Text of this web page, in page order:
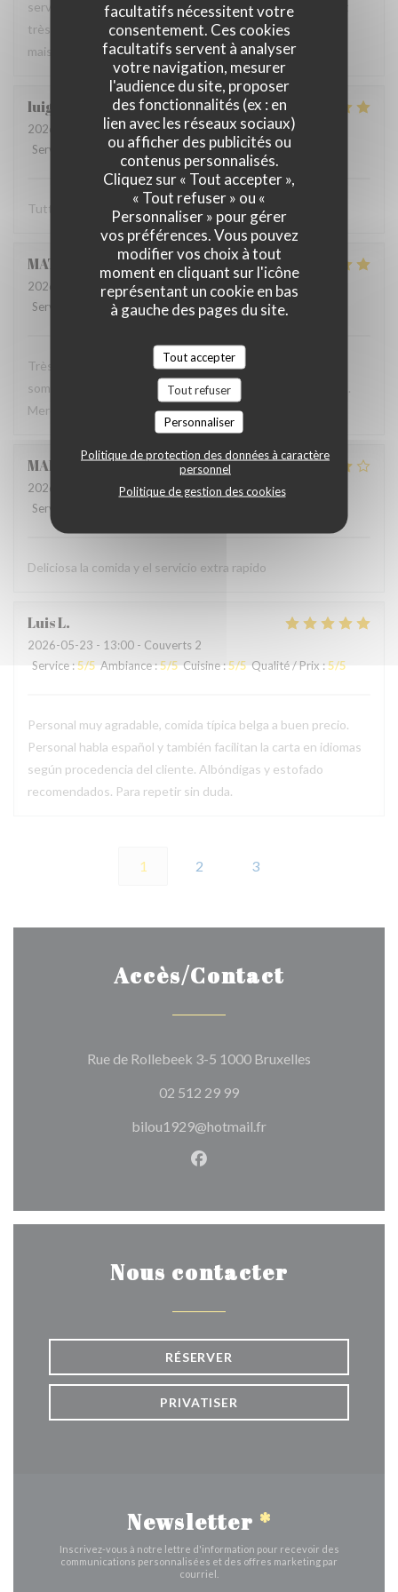
facultatifs nécessitent votre
consentement. Ces cookies
facultatifs servent à analyser
votre navigation, mesurer
l'audience du site, proposer
des fonctionnalités (ex : en
lien avec les réseaux sociaux)
ou afficher des publicités ou
contenus personnalisés.
Cliquez sur « Tout accepter »,
« Tout refuser » ou «
Personnaliser » pour gérer
vos préférences. Vous pouvez
modifier vos choix à tout
moment en cliquant sur l'icône
représentant un cookie en bas
à gauche des pages du site.
Tout accepter
Tout refuser
Personnaliser
Politique de protection des données à caractère
personnel
Politique de gestion des cookies
serveur très agréable, les plats sont bien servis et surtout
très bons. Mention spéciale pour la mousse au chocolat
maison !
luigi
2026-06-07
- 14:30 - Couverts 2
Service
Ambiance: 5/5 Cuisine: 5/5 Qualité / Prix
Tutto molto buono. Carbonade buonissima
MATHIEU
2026-06-07
- 19:00 - Couverts 2
Service
Ambiance: 5/5 Cuisine:5/5 Qualité / Prix
Très bonne soirée dans cet établissement où nous nous
sommes régalés avec des plats authentiques de Bruxelles.
Merci à l'accueil ainsi qu'au service sans fausse note
MARCELAL
2026-05-24
- 19:00 - Couverts 2
Service
Deliciosa la comida y el servicio extra rapido
LuisL
2026-05-23 - 13:00 - Couverts 2
Service :5/5 Ambiance:5/5 Cuisine:5/5 Qualité / Prix :5/5
Personal muy agradable, comida típica belga a buen precio.
Personal habla español y también facilitan la carta en idiomas
según procedencia del cliente. Albóndigas y estofado
recomendados. Para repetir sin duda.
1 2 3
Accès/Contact
Rue de Rollebeek 3-5 1000 Bruxelles
02 512 29 99
bilou1929@hotmail.fr
Facebook ((ouvre une
Nous contacter
RÉSERVER
PRIVATISER
Newsletter *
Inscrivez-vous à notre lettre d'information pour recevoir des
communications personnalisées et des offres marketing par
courriel.